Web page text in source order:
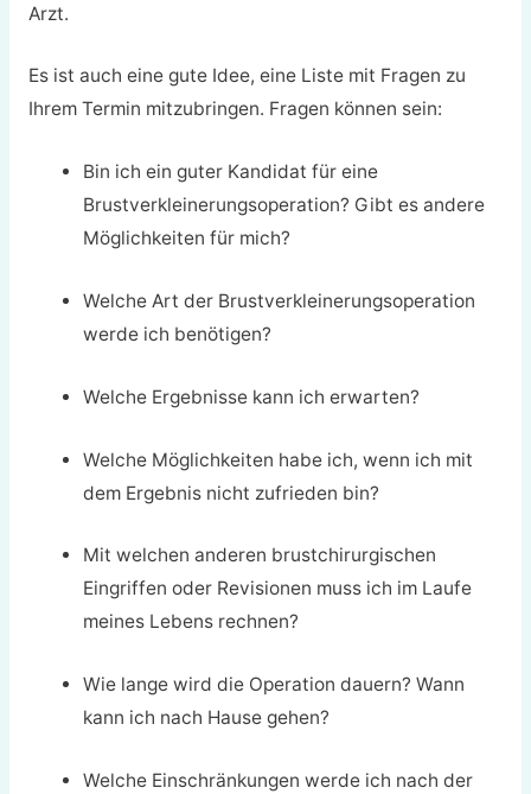
Arzt.
Es ist auch eine gute Idee, eine Liste mit Fragen zu
Ihrem Termin mitzubringen. Fragen können sein:
Bin ich ein guter Kandidat für eine
Brustverkleinerungsoperation? Gibt es andere
Möglichkeiten für mich?
Welche Art der Brustverkleinerungsoperation
werde ich benötigen?
Welche Ergebnisse kann ich erwarten?
Welche Möglichkeiten habe ich, wenn ich mit
dem Ergebnis nicht zufrieden bin?
Mit welchen anderen brustchirurgischen
Eingriffen oder Revisionen muss ich im Laufe
meines Lebens rechnen?
Wie lange wird die Operation dauern? Wann
kann ich nach Hause gehen?
Welche Einschränkungen werde ich nach der